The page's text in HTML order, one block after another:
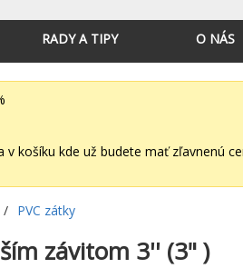
RADY A TIPY O NÁS
košíku kde už budete mať zľavnenú
/ PVC zátky
závitom 3'' (3" )